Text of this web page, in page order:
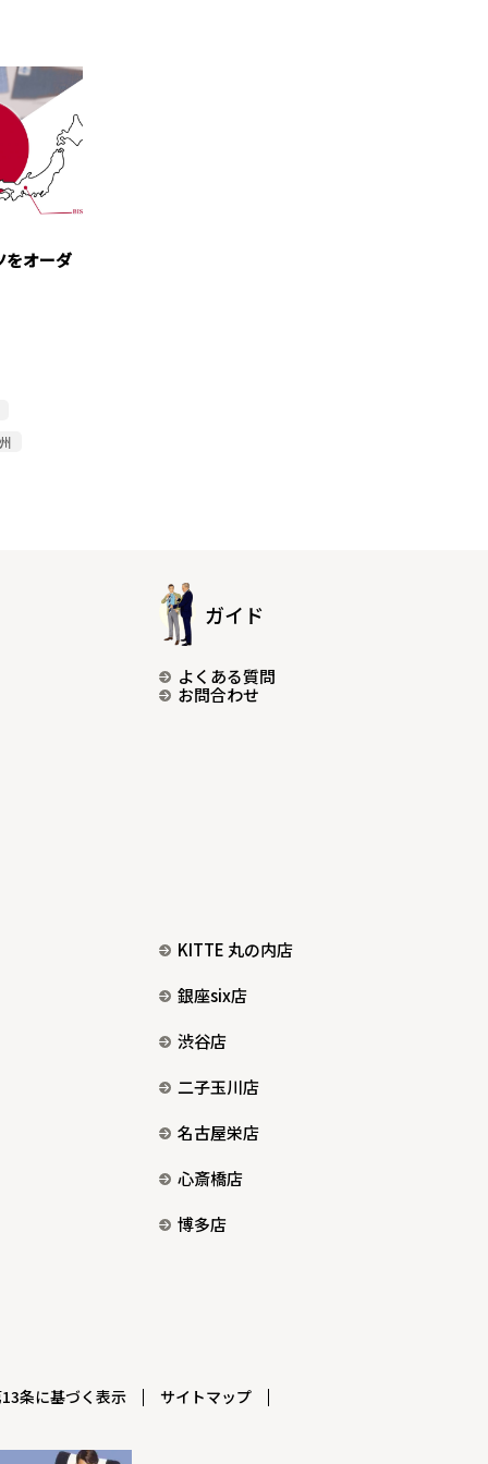
をオーダ
ガイド
よくある質問
お問合わせ
KITTE 丸の内店
銀座six店
渋谷店
二子玉川店
名古屋栄店
心斎橋店
博多店
条に基づく表示 サイトマップ